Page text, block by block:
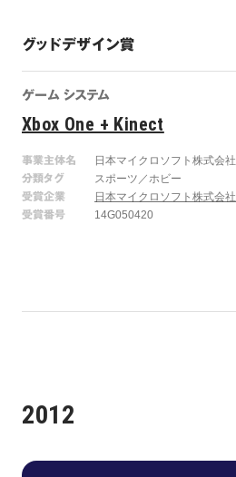
グッドデザイン賞
ゲーム システム
Xbox One + Kinect
事業主体名
日本マイクロソフト株式会社
分類タグ
スポーツ／ホビー
受賞企業
日本マイクロソフト株式会社
受賞番号
14G050420
2012